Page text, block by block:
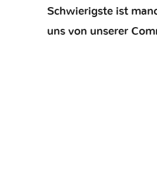
Schwierigste ist
uns von unserer